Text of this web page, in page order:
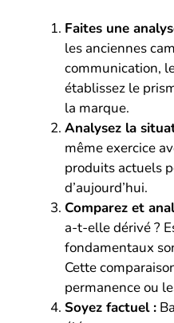
Faites une
les anciennes
communication,
établissez le
la marque.
Analysez la
même exercice
produits actuels
d’aujourd’hui.
Comparez et
a-t-elle dérivé ?
fondamentaux
Cette
permanence ou
Soyez factuel :